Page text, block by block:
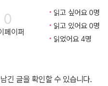
탕으로 이루어진 이야기 속에는
아기 펭귄은 아빠와 함께 물고
해달은 엄마랑 나란히 누워 손을
을 통해 사랑을 발견하고 표현
0
페이퍼
읽고 싶어요 0명
읽고 있어요 0명
읽었어요 4명
긴 글을 확인할 수 있습니다.